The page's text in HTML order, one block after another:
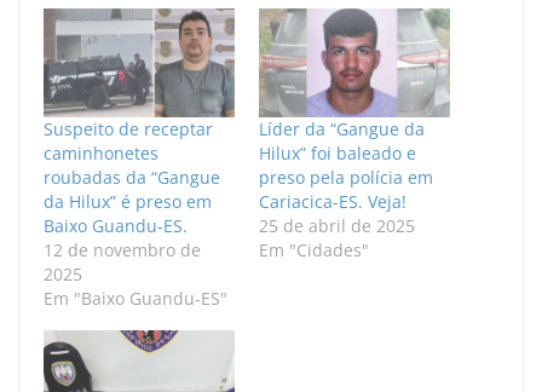
Suspeito de receptar
caminhonetes
roubadas da “Gangue
da Hilux” é preso em
Baixo Guandu-ES.
12 de novembro de
2025
Em "Baixo Guandu-ES"
Líder da “Gangue da
Hilux” foi baleado e
preso pela polícia em
Cariacica-ES. Veja!
25 de abril de 2025
Em "Cidades"